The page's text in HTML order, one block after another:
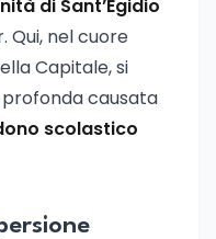
di Sant’Egidio
Qui, nel cuore
Capitale, si
causata
scolastico